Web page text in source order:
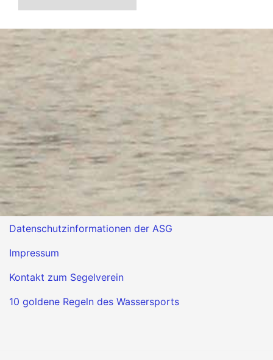
Datenschutzinformationen der ASG
Impressum
Kontakt zum Segelverein
10 goldene Regeln des Wassersports